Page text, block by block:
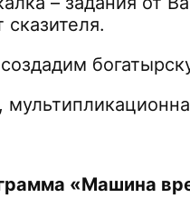
«Машина